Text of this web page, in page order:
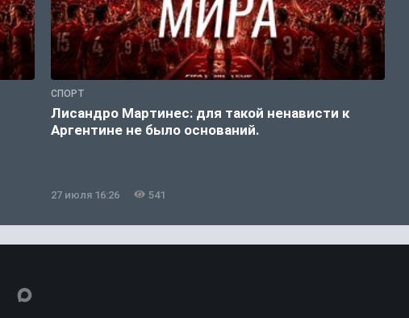
СПОРТ
Лисандро Мартинес: для такой ненависти к
Аргентине не было оснований.
27 июля 16:26 541